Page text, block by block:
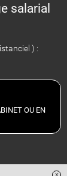
salarial
) :
OU EN
x